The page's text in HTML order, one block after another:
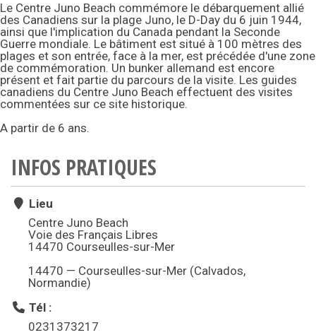
Le Centre Juno Beach commémore le débarquement allié
des Canadiens sur la plage Juno, le D-Day du 6 juin 1944,
ainsi que l'implication du Canada pendant la Seconde
Guerre mondiale. Le bâtiment est situé à 100 mètres des
plages et son entrée, face à la mer, est précédée d'une zone
de commémoration. Un bunker allemand est encore
présent et fait partie du parcours de la visite. Les guides
canadiens du Centre Juno Beach effectuent des visites
commentées sur ce site historique.
A partir de 6 ans.
INFOS PRATIQUES
Lieu
Centre Juno Beach
Voie des Français Libres
14470 Courseulles-sur-Mer
14470 — Courseulles-sur-Mer (Calvados,
Normandie)
Tél :
0231373217